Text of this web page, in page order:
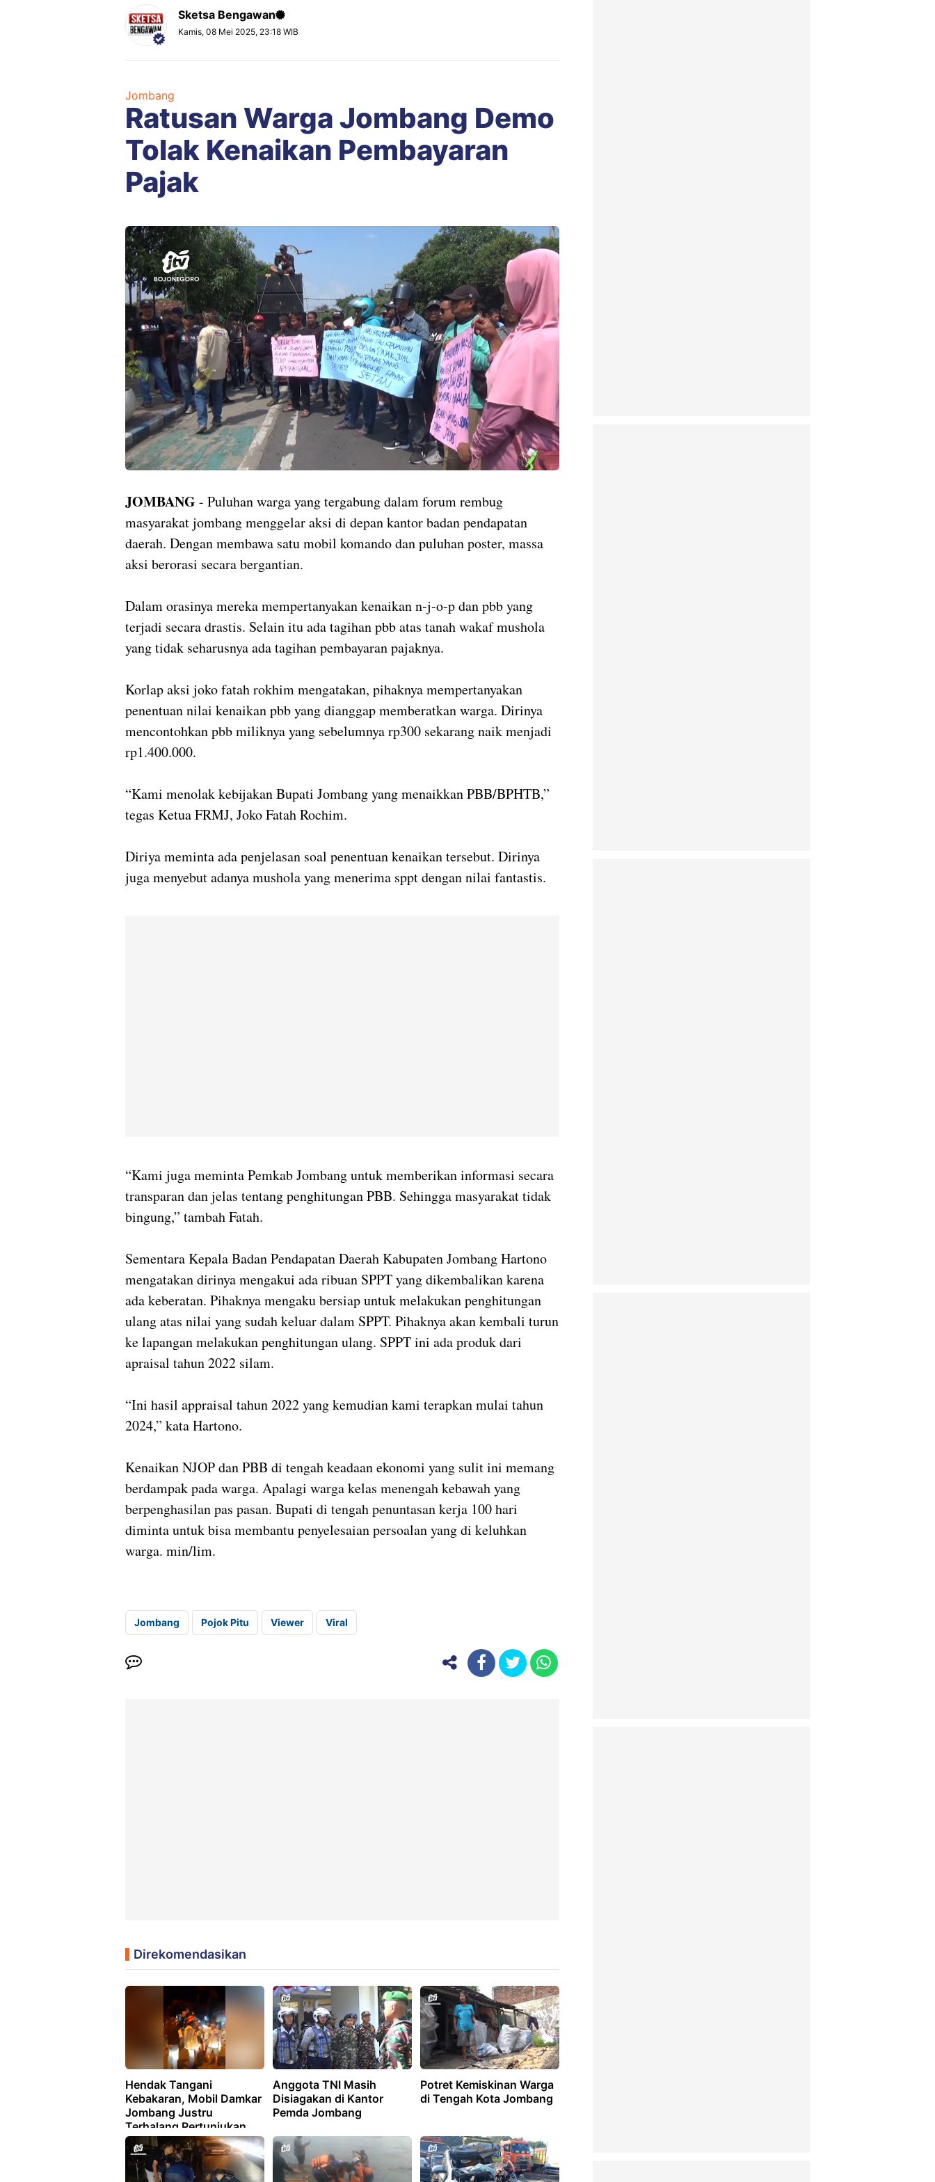
Sketsa Bengawan
Kamis, 08 Mei 2025, 23:18 WIB
Jombang
Ratusan Warga Jombang Demo
Tolak Kenaikan Pembayaran
Pajak
JOMBANG - Puluhan warga yang tergabung dalam forum rembug
masyarakat jombang menggelar aksi di depan kantor badan pendapatan
daerah. Dengan membawa satu mobil komando dan puluhan poster, massa
aksi berorasi secara bergantian.
Dalam orasinya mereka mempertanyakan kenaikan n-j-o-p dan pbb yang
terjadi secara drastis. Selain itu ada tagihan pbb atas tanah wakaf mushola
yang tidak seharusnya ada tagihan pembayaran pajaknya.
Korlap aksi joko fatah rokhim mengatakan, pihaknya mempertanyakan
penentuan nilai kenaikan pbb yang dianggap memberatkan warga. Dirinya
mencontohkan pbb miliknya yang sebelumnya rp300 sekarang naik menjadi
rp1.400.000.
“Kami menolak kebijakan Bupati Jombang yang menaikkan PBB/BPHTB,”
tegas Ketua FRMJ, Joko Fatah Rochim.
Diriya meminta ada penjelasan soal penentuan kenaikan tersebut. Dirinya
juga menyebut adanya mushola yang menerima sppt dengan nilai fantastis.
“Kami juga meminta Pemkab Jombang untuk memberikan informasi secara
transparan dan jelas tentang penghitungan PBB. Sehingga masyarakat tidak
bingung,” tambah Fatah.
Sementara Kepala Badan Pendapatan Daerah Kabupaten Jombang Hartono
mengatakan dirinya mengakui ada ribuan SPPT yang dikembalikan karena
ada keberatan. Pihaknya mengaku bersiap untuk melakukan penghitungan
ulang atas nilai yang sudah keluar dalam SPPT. Pihaknya akan kembali turun
ke lapangan melakukan penghitungan ulang. SPPT ini ada produk dari
apraisal tahun 2022 silam.
“Ini hasil appraisal tahun 2022 yang kemudian kami terapkan mulai tahun
2024,” kata Hartono.
Kenaikan NJOP dan PBB di tengah keadaan ekonomi yang sulit ini memang
berdampak pada warga. Apalagi warga kelas menengah kebawah yang
berpenghasilan pas pasan. Bupati di tengah penuntasan kerja 100 hari
diminta untuk bisa membantu penyelesaian persoalan yang di keluhkan
warga. min/lim.
Jombang Pojok Pitu Viewer Viral
Direkomendasikan
Hendak Tangani
Kebakaran, Mobil Damkar
Jombang Justru
Terhalang Pertunjukan
Sound Horeg
Anggota TNI Masih
Disiagakan di Kantor
Pemda Jombang
Potret Kemiskinan Warga
di Tengah Kota Jombang